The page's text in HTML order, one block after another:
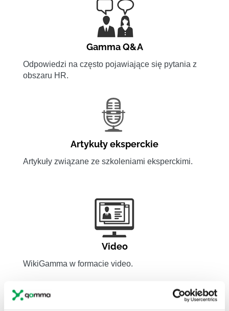
Gamma Q&A
Odpowiedzi na często pojawiające się pytania z
obszaru HR.
Artykuły eksperckie
Artykuły związane ze szkoleniami eksperckimi.
Video
WikiGamma w formacie video.